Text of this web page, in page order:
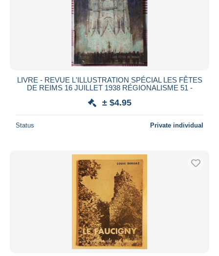
LIVRE - REVUE L'ILLUSTRATION SPÉCIAL LES FÊTES
DE REIMS 16 JUILLET 1938 RÉGIONALISME 51 -
± $4.95
Status Private individual